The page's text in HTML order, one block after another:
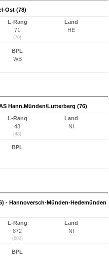
Ost (78)
L-Rang
71
(70)
Land
HE
BPL
WB
Hann.Münden/Lutterberg (76)
L-Rang
48
(48)
Land
NI
BPL
- Hannoversch-Münden-Hedemünden
L-Rang
872
(603)
Land
NI
BPL